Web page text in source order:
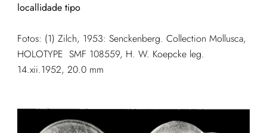
locallidade tipo
Fotos: (1) Zilch, 1953: Senckenberg. Collection Mollusca,
HOLOTYPE SMF 108559, H. W. Koepcke leg.
14.xii.1952, 20.0 mm